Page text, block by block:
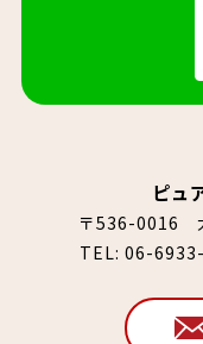
ピュ
〒536-0016
TEL:06-